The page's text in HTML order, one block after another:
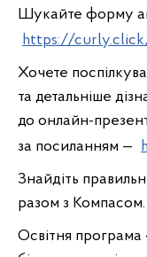
Шукайте форму
https://
Хочете
та детальніше
до онлайн-
за посиланням —
Знайдіть
разом з Компасом.
Освітня програма